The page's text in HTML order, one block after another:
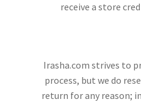
receive a store
Irasha.com strives to
process, but we do
return for any reason;